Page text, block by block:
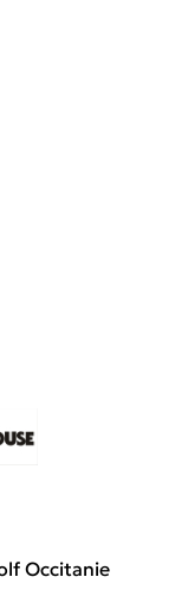
Occitanie